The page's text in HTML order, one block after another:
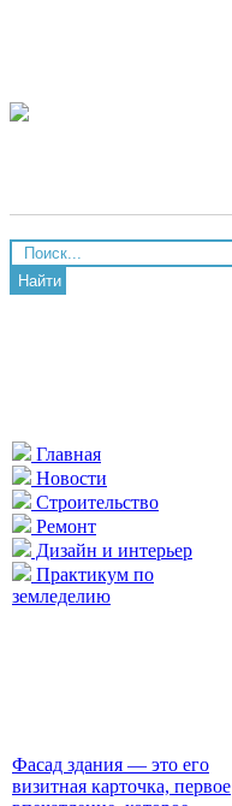
Найти
Главная
Новости
Строительство
Ремонт
Дизайн и интерьер
Практикум по
земледелию
Фасад здания — это его
визитная карточка, первое